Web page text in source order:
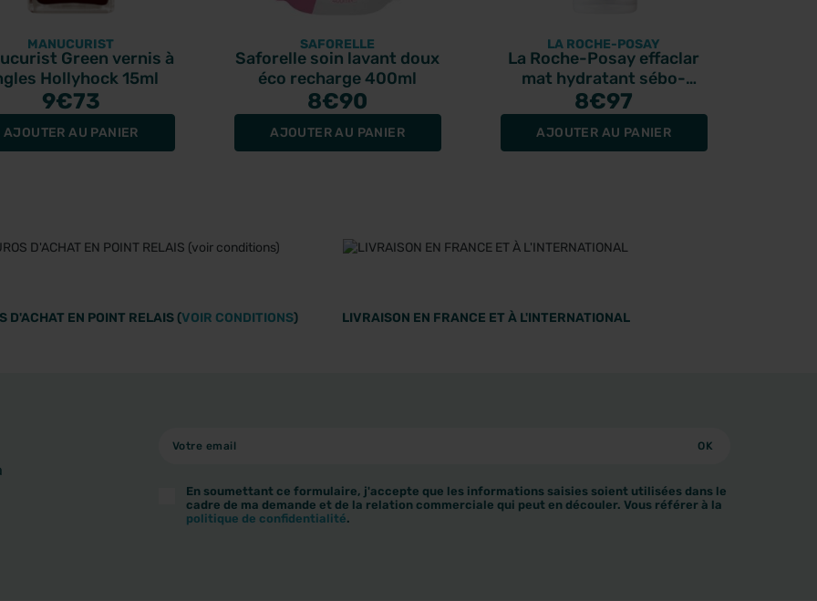
MANUCURIST
Green vernis à
Hollyhock 15ml
9€73
AJOUTER AU PANIER
SAFORELLE
Saforelle soin lavant doux
éco recharge 400ml
8€90
AJOUTER AU PANIER
LA ROCHE-POSAY
La Roche-Posay effaclar
mat hydratant sébo-
régulateur 40ml
8€97
AJOUTER AU PANIER
D'ACHAT EN POINT RELAIS (VOIR CONDITIONS) LIVRAISON EN FRANCE ET À L'INTERNATIONAL
En soumettant ce formulaire, j'accepte que les informations saisies soient utilisées dans le
cadre de ma demande et de la relation commerciale qui peut en découler. Vous référer à la
politique de confidentialité.